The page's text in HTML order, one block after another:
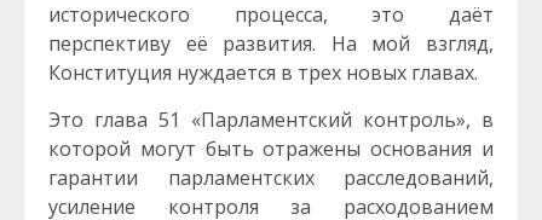
исторического процесса, это даёт
перспективу её развития. На мой взгляд,
Конституция нуждается в трех новых главах.
Это глава 51 «Парламентский контроль», в
которой могут быть отражены основания и
гарантии парламентских расследований,
усиление контроля за расходованием